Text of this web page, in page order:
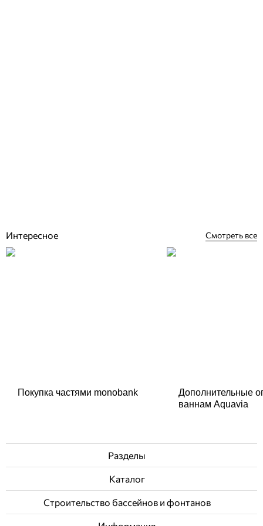
Интересное Смотреть все
Покупка частями monobank
Дополнительные
ваннам Aquavia
Разделы
Каталог
Строительство бассейнов и фонтанов